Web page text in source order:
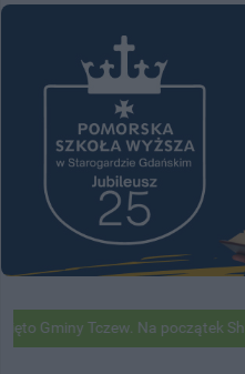
Gminy Tczew. Na początek Shaun